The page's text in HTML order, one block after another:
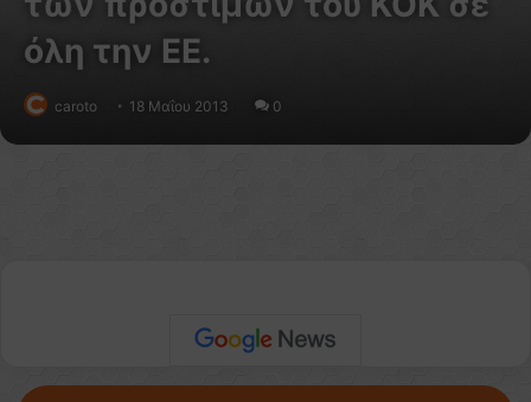
όλη την ΕΕ.
caroto 18 Μαΐου 2013 0